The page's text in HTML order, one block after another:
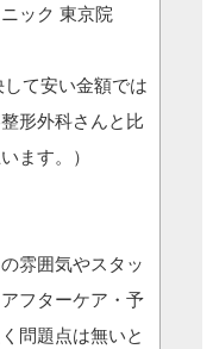
ック 東京院
て安い金額では
形外科さんと比
ます。）
雰囲気やスタッ
フターケア・予
問題点は無いと